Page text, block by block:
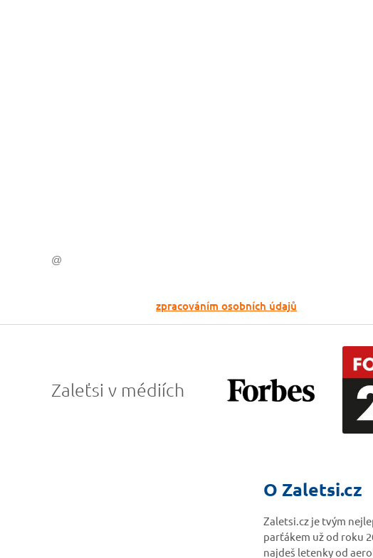
zpracováním osobních údajů
Zaleťsi v médiích
O Zaletsi.cz
Zaletsi.cz je tvým
parťákem už od roku
najdeš letenky od